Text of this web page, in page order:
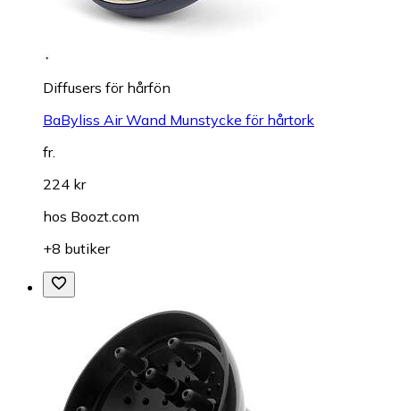
Diffusers för hårfön
BaByliss Air Wand Munstycke för hårtork
fr.
224 kr
hos Boozt.com
+8 butiker